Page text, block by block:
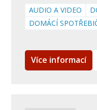
AUDIO A VIDEO
DOMÁCÍ
Více informací